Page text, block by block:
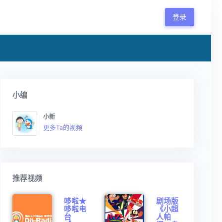
登录
小编
小新
更多Ta的视频
推荐视频
哆啦★
哆啦电
台
剧场版
《小超
人帕